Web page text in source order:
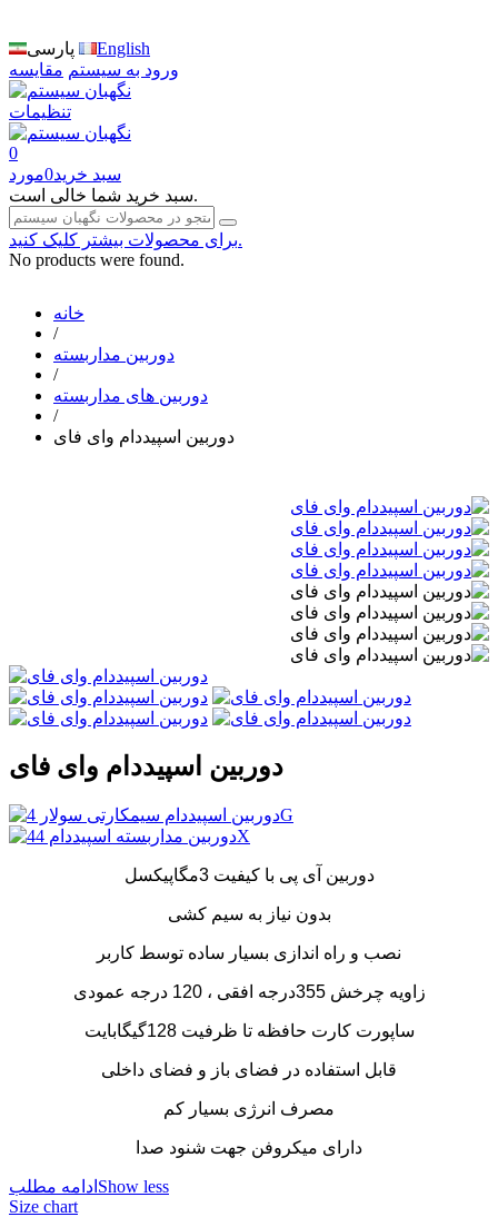
پارسی
English
ورود به سیستم مقایسه
تنظیمات
0
سبد خرید0مورد
سبد خرید شما خالی است.
برای محصولات بیشتر کلیک کنید.
No products were found.
خانه
/
دوربین مداربسته
/
دوربین های مداربسته
/
دوربین اسپیددام وای فای
دوربین اسپیددام وای فای
دوربین آی پی با کیفیت 3مگاپیکسل
بدون نیاز به سیم کشی
نصب و راه اندازی بسیار ساده توسط کاربر
زاویه چرخش 355درجه افقی ، 120 درجه عمودی
ساپورت کارت حافظه تا ظرفیت 128گیگابایت
قابل استفاده در فضای باز و فضای داخلی
مصرف انرژی بسیار کم
دارای میکروفن جهت شنود صدا
ادامه مطلب Show less
Size chart